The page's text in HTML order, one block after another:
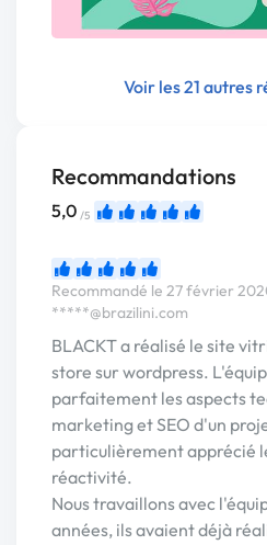
Voir les 21 autres
Recommandations
5,0 /5
Recommandé le 27 février
*****@brazilini.com
BLACKT a réalisé le site
store sur wordpress.
parfaitement les aspects
marketing et SEO d'un
particulièrement apprécié
réactivité.
Nous travaillons avec
années, ils avaient déjà